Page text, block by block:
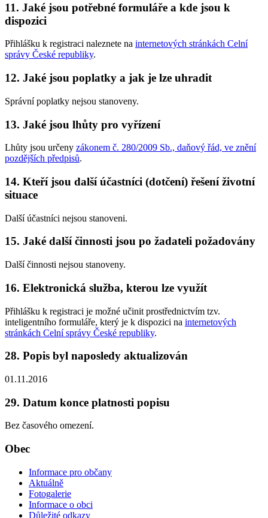
11. Jaké jsou potřebné formuláře a kde jsou k
dispozici
Přihlášku k registraci naleznete na internetových stránkách Celní
správy České republiky.
12. Jaké jsou poplatky a jak je lze uhradit
Správní poplatky nejsou stanoveny.
13. Jaké jsou lhůty pro vyřízení
Lhůty jsou určeny zákonem č. 280/2009 Sb., daňový řád, ve znění
pozdějších předpisů.
14. Kteří jsou další účastníci (dotčení) řešení životní
situace
Další účastníci nejsou stanoveni.
15. Jaké další činnosti jsou po žadateli požadovány
Další činnosti nejsou stanoveny.
16. Elektronická služba, kterou lze využít
Přihlášku k registraci je možné učinit prostřednictvím tzv.
inteligentního formuláře, který je k dispozici na internetových
stránkách Celní správy České republiky.
28. Popis byl naposledy aktualizován
01.11.2016
29. Datum konce platnosti popisu
Bez časového omezení.
Obec
Informace pro občany
Aktuálně
Fotogalerie
Informace o obci
Důležité odkazy